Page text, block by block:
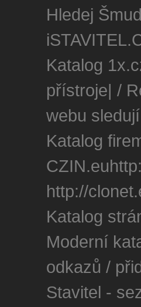
Hledej
Katalog
přístroje| /
webu sledují
Katalog
http://
Katalog
Moderní
odkazů /
Stavitel -